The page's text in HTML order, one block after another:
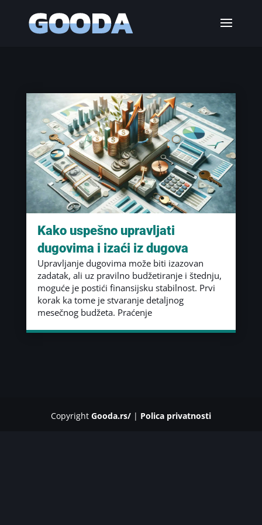
Kako uspešno upravljati
dugovima i izaći iz dugova
Upravljanje dugovima može biti izazovan
zadatak, ali uz pravilno budžetiranje i štednju,
moguće je postići finansijsku stabilnost. Prvi
korak ka tome je stvaranje detaljnog
mesečnog budžeta. Praćenje
Copyright Gooda.rs/| Polica privatnosti